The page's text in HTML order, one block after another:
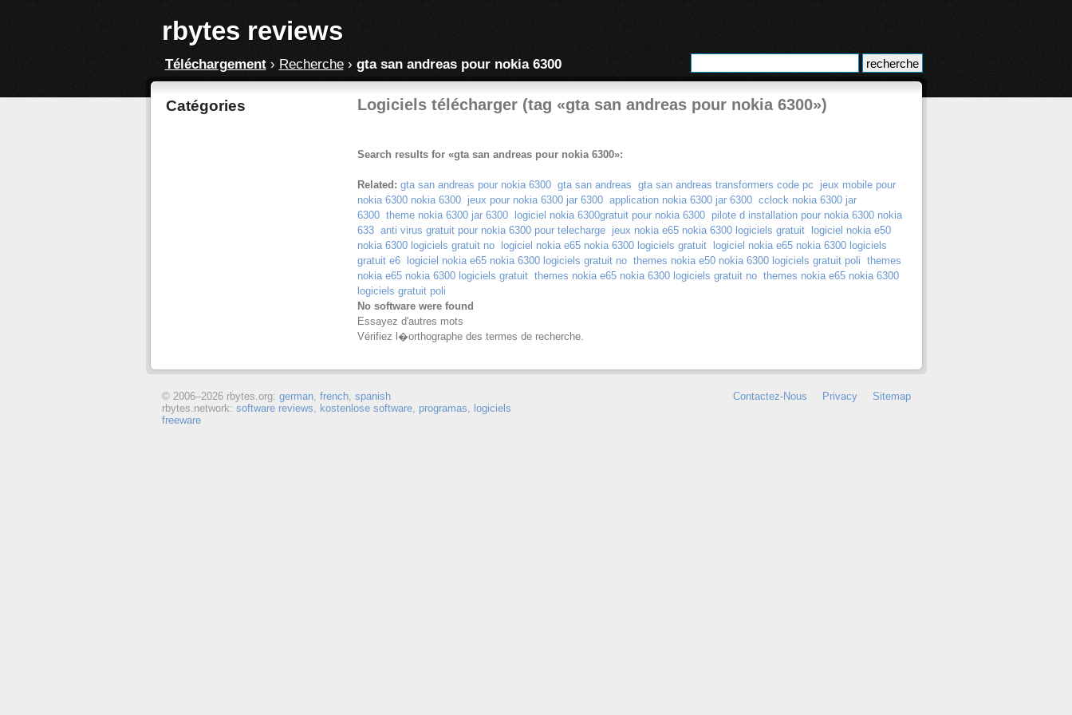
rbytes reviews
Téléchargement› Recherche› gta san andreas pour nokia 6300
Catégories Logiciels télécharger (tag «gta san andreas pour nokia 6300»)
Search results for «gta san andreas pour nokia 6300»:
Related: gta san andreas pour nokia 6300 gta san andreas gta san andreas transformers code pc
jeux mobile pour
nokia 6300 nokia 6300
jeux pour nokia 6300 jar 6300 application nokia 6300 jar 6300 cclock nokia 6300 jar
6300 theme nokia 6300 jar 6300 logiciel nokia 6300gratuit pour nokia 6300
pilote d installation pour nokia 6300 nokia
633 anti virus gratuit pour nokia 6300 pour telecharge jeux nokia e65 nokia 6300 logiciels gratuit
logiciel nokia e50
nokia 6300 logiciels gratuit no
logiciel nokia e65 nokia 6300 logiciels gratuit
logiciel nokia e65 nokia 6300 logiciels
gratuit e6
logiciel nokia e65 nokia 6300 logiciels gratuit no themes nokia e50 nokia 6300 logiciels gratuit poli themes
nokia e65 nokia 6300 logiciels gratuit themes nokia e65 nokia 6300 logiciels gratuit no themes nokia e65 nokia 6300
logiciels gratuit poli
No software were found
Essayez d'autres mots
Vérifiez l�orthographe des termes de recherche.
Contactez-Nous Privacy Sitemap
© 2006–2026 rbytes.org: german, french, spanish
rbytes.network: software reviews, kostenlose software, programas, logiciels
freeware